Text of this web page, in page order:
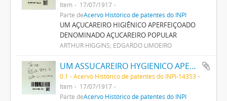
Item
17/07/1917
Parte deAcervo Histórico de patentes do INPI
UM AÇUCAREIRO HIGIÊNICO APERFEIÇOADO
DENOMINADO AÇUCAREIRO POPULAR
ARTHUR HIGGINS; EDGARDO LIMOEIRO
UM ASSUCAREIRO HYGIENICO APERFEIÇOADO DENOMINADO ASSUCAREIRO POPULAR
0.1 - Acervo Histórico de patentes do INPI-14353
Item
17/07/1917
Parte deAcervo Histórico de patentes do INPI